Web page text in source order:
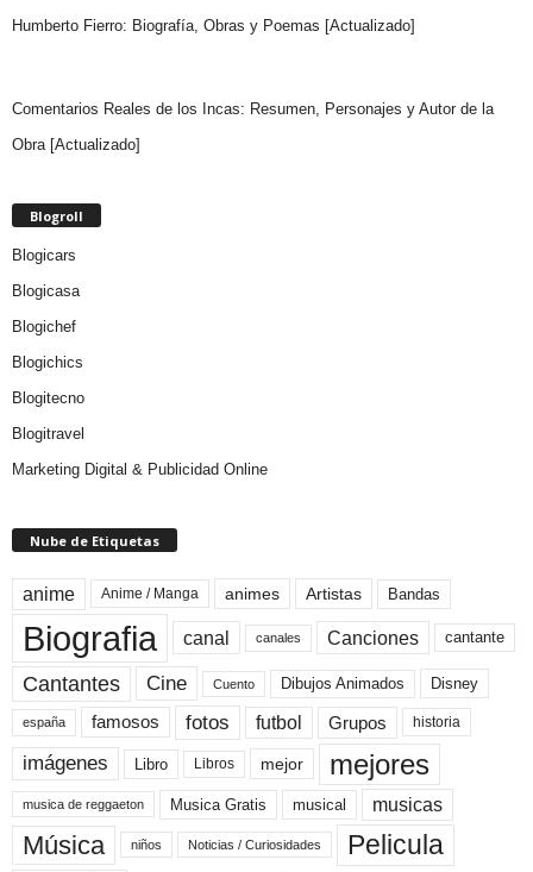
Humberto Fierro: Biografía, Obras y Poemas [Actualizado]
Comentarios Reales de los Incas: Resumen, Personajes y Autor de la
Obra [Actualizado]
Blogroll
Blogicars
Blogicasa
Blogichef
Blogichics
Blogitecno
Blogitravel
Marketing Digital & Publicidad Online
Nube de Etiquetas
anime Anime / Manga animes Artistas Bandas
Biografia canal canales Canciones cantante
Cantantes Cine Cuento Dibujos Animados Disney
españa famosos fotos futbol Grupos historia
imágenes Libro Libros mejor mejores
musica de reggaeton Musica Gratis musical musicas
Música niños Noticias / Curiosidades Pelicula